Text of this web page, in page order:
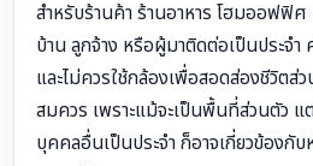
สำหรับร้านค้า ร้านอาหาร โฮมออฟฟิ
บ้าน ลูกจ้าง หรือผู้มาติดต่อเป็นประจำ
และไม่ควรใช้กล้องเพื่อสอดส่องชีวิตส่
สมควร เพราะแม้จะเป็นพื้นที่ส่วนตัว
บุคคลอื่นเป็นประจำ ก็อาจเกี่ยวข้องกั